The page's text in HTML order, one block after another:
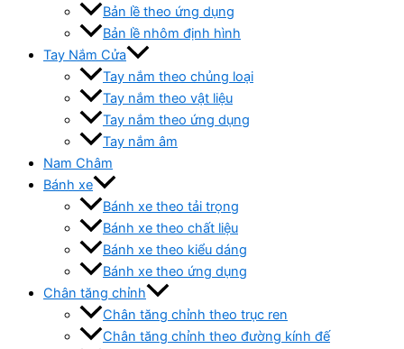
Bản lề theo ứng dụng
Bản lề nhôm định hình
Tay Nắm Cửa
Tay nắm theo chủng loại
Tay nắm theo vật liệu
Tay nắm theo ứng dụng
Tay nắm âm
Nam Châm
Bánh xe
Bánh xe theo tải trọng
Bánh xe theo chất liệu
Bánh xe theo kiểu dáng
Bánh xe theo ứng dụng
Chân tăng chỉnh
Chân tăng chỉnh theo trục ren
Chân tăng chỉnh theo đường kính đế